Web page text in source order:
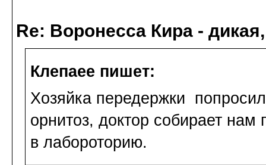
Re: Воронесса Кира -
Клепаee пишет:
Хозяйка передержки
орнитоз, доктор собирает
в лабороторию.